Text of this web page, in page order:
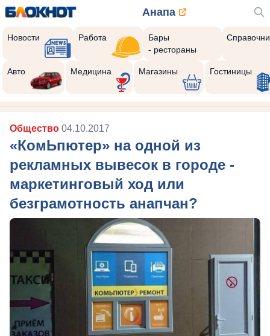
Анапа
Новости Работа
Бары
- рестораны
Авто Медицина Магазины Гостиницы
Общество 04.10.2017
«КомЬпютер» на одной из
рекламных вывесок в городе -
маркетинговый ход или
безграмотность анапчан?